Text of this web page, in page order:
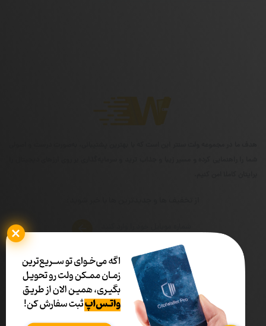
شماره تماس
02191319090
ساعات کاری
۰۹ الی ۱۷